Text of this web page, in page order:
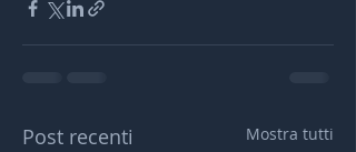
Post recenti Mostra tutti